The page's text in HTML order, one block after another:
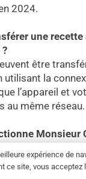
2024.
une
être
utilisant la
l’appareil et
au même réseau.
Monsieur
à un écran
recettes et les
Les instructions
expérience de
ce site, vous acceptez